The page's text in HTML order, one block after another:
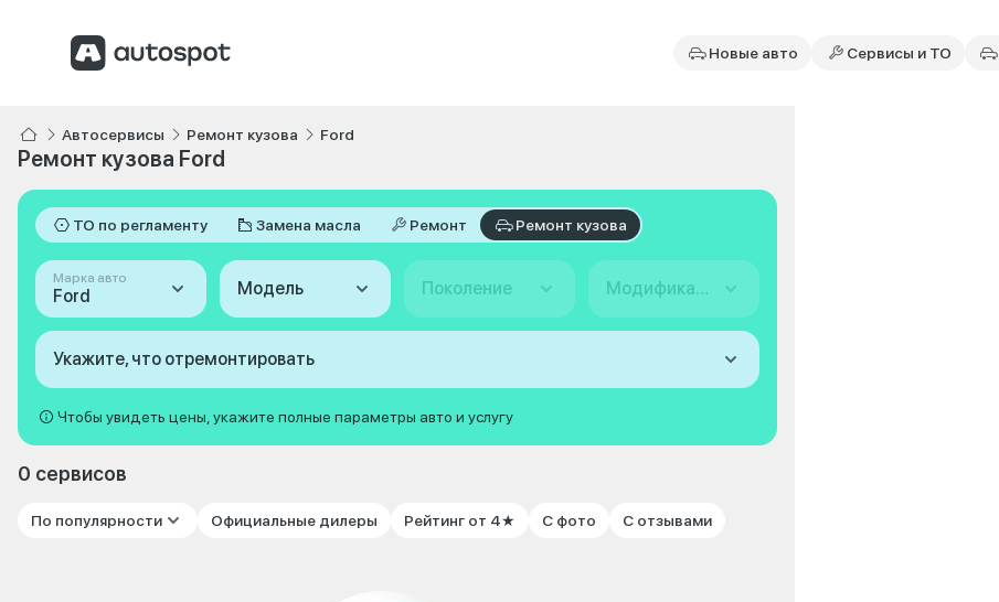
Новые авто Сервисы и ТО
Автосервисы Ремонт кузова Ford
Ремонт кузова Ford
ТО по регламенту Замена масла Ремонт Ремонт кузова
Марка авто
Ford Модель Поколение Модификация
Укажите, что отремонтировать
Чтобы увидеть цены, укажите полные параметры авто и услугу
0 сервисов
По популярности Официальные дилеры Рейтинг от 4★ С фото С отзывами